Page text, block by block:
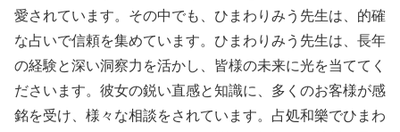
愛されています。その中でも、ひまわりみう先生は、的確
な占いで信頼を集めています。ひまわりみう先生は、長年
の経験と深い洞察力を活かし、皆様の未来に光を当ててく
ださいます。彼女の鋭い直感と知識に、多くのお客様が感
銘を受け、様々な相談をされています。占処和樂でひまわ